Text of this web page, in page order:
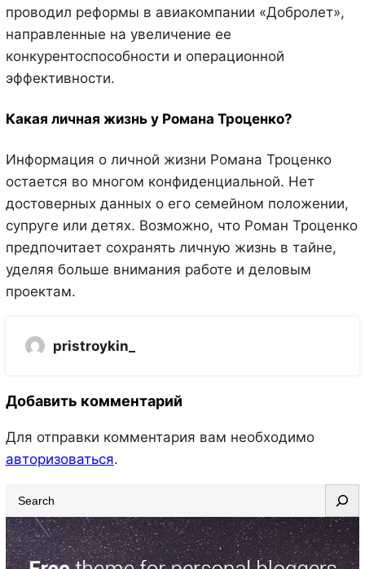
проводил реформы в авиакомпании «Добролет»,
направленные на увеличение ее
конкурентоспособности и операционной
эффективности.
Какая личная жизнь у Романа Троценко?
Информация о личной жизни Романа Троценко
остается во многом конфиденциальной. Нет
достоверных данных о его семейном положении,
супруге или детях. Возможно, что Роман Троценко
предпочитает сохранять личную жизнь в тайне,
уделяя больше внимания работе и деловым
проектам.
pristroykin_
Добавить комментарий
Для отправки комментария вам необходимо
авторизоваться.
e
a
r